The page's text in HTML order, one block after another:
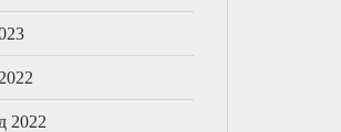
2022